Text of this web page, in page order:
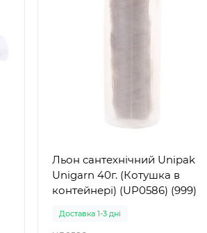
Льон сантехнічний Unipak
Unigarn 40г. (Котушка в
контейнері) (UP0586) (999)
Доставка 1-3 дні